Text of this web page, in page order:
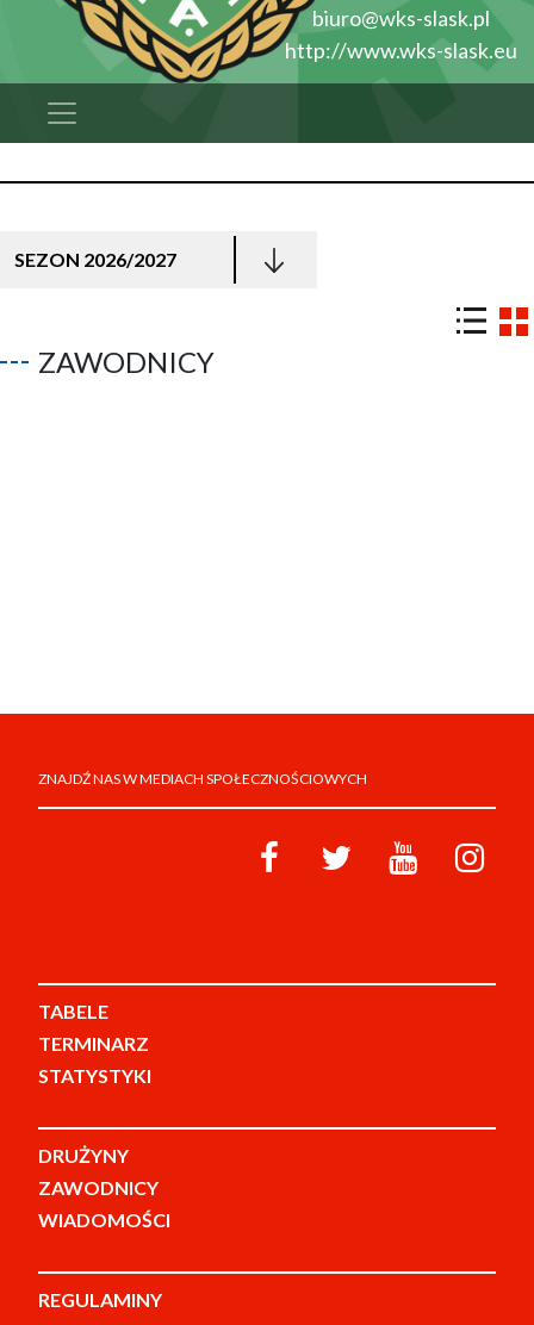
biuro@wks-slask.pl
http://www.wks-slask.eu
SEZON 2026/2027
ZAWODNICY
ZNAJDŹ NAS W MEDIACH SPOŁECZNOŚCIOWYCH
TABELE
TERMINARZ
STATYSTYKI
DRUŻYNY
ZAWODNICY
WIADOMOŚCI
REGULAMINY